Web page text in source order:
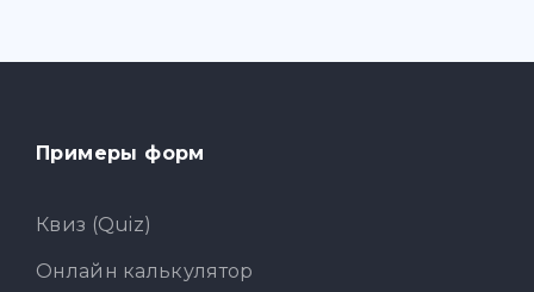
Примеры форм
Квиз (Quiz)
Онлайн калькулятор